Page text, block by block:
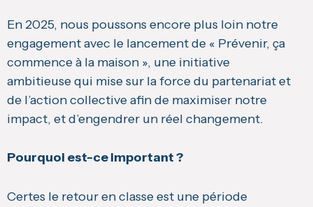
En 2025, nous poussons encore plus loin notre
engagement avec le lancement de « Prévenir, ça
commence à la maison », une initiative
ambitieuse qui mise sur la force du partenariat et
de l’action collective afin de maximiser notre
impact, et d’engendrer un réel changement.
Pourquoi est-ce important ?
Certes le retour en classe est une période